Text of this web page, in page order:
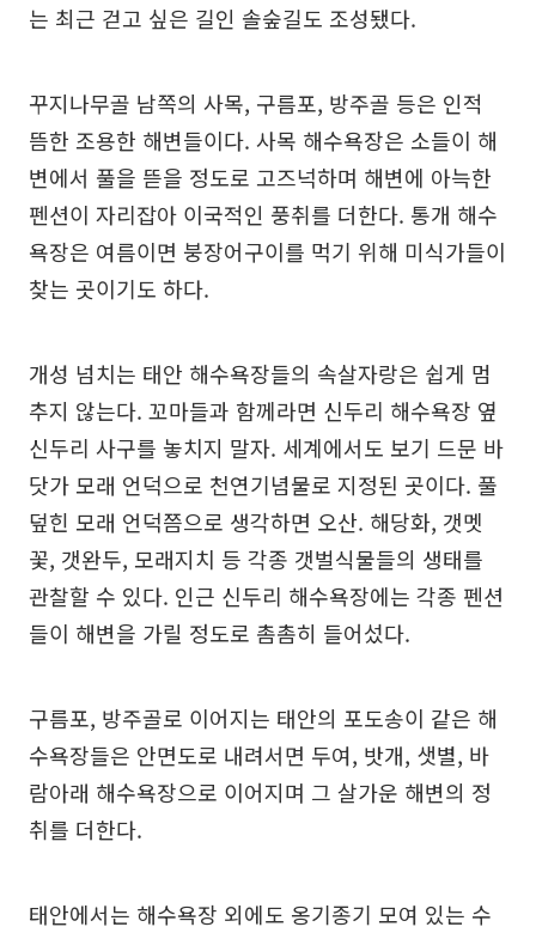
는 최근 걷고 싶은 길인 솔숲길도 조성됐다.
꾸지나무골 남쪽의 사목, 구름포, 방주골 등은 인적
뜸한 조용한 해변들이다. 사목 해수욕장은 소들이 해
변에서 풀을 뜯을 정도로 고즈넉하며 해변에 아늑한
펜션이 자리잡아 이국적인 풍취를 더한다. 통개 해수
욕장은 여름이면 붕장어구이를 먹기 위해 미식가들이
찾는 곳이기도 하다.
개성 넘치는 태안 해수욕장들의 속살자랑은 쉽게 멈
추지 않는다. 꼬마들과 함께라면 신두리 해수욕장 옆
신두리 사구를 놓치지 말자. 세계에서도 보기 드문 바
닷가 모래 언덕으로 천연기념물로 지정된 곳이다. 풀
덮힌 모래 언덕쯤으로 생각하면 오산. 해당화, 갯멧
꽃, 갯완두, 모래지치 등 각종 갯벌식물들의 생태를
관찰할 수 있다. 인근 신두리 해수욕장에는 각종 펜션
들이 해변을 가릴 정도로 촘촘히 들어섰다.
구름포, 방주골로 이어지는 태안의 포도송이 같은 해
수욕장들은 안면도로 내려서면 두여, 밧개, 샛별, 바
람아래 해수욕장으로 이어지며 그 살가운 해변의 정
취를 더한다.
태안에서는 해수욕장 외에도 옹기종기 모여 있는 수